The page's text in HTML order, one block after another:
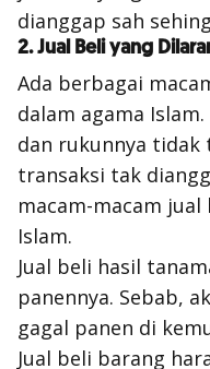
dianggap sah
2. Jual Beli yang
Ada berbagai
dalam agama
dan rukunnya tidak
transaksi tak
macam-macam
Islam.
Jual beli hasil
panennya. Sebab,
gagal panen di
Jual beli barang